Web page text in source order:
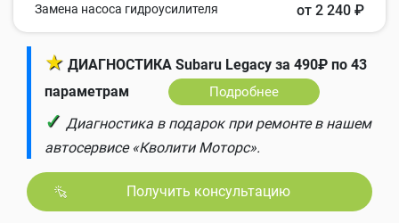
Замена насоса гидроусилителя от 2 240 ₽
★ ДИАГНОСТИКА Subaru Legacy за 490₽ по 43
параметрам
Подробнее
✓ Диагностика в подарок при ремонте в нашем
автосервисе «Кволити Моторс».
Получить консультацию